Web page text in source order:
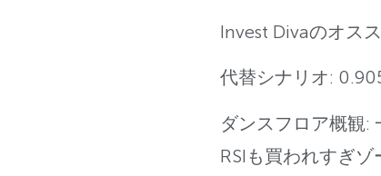
Invest Divaのオス
代替シナリオ:
ダンスフロア概観:
RSIも買われすぎゾ